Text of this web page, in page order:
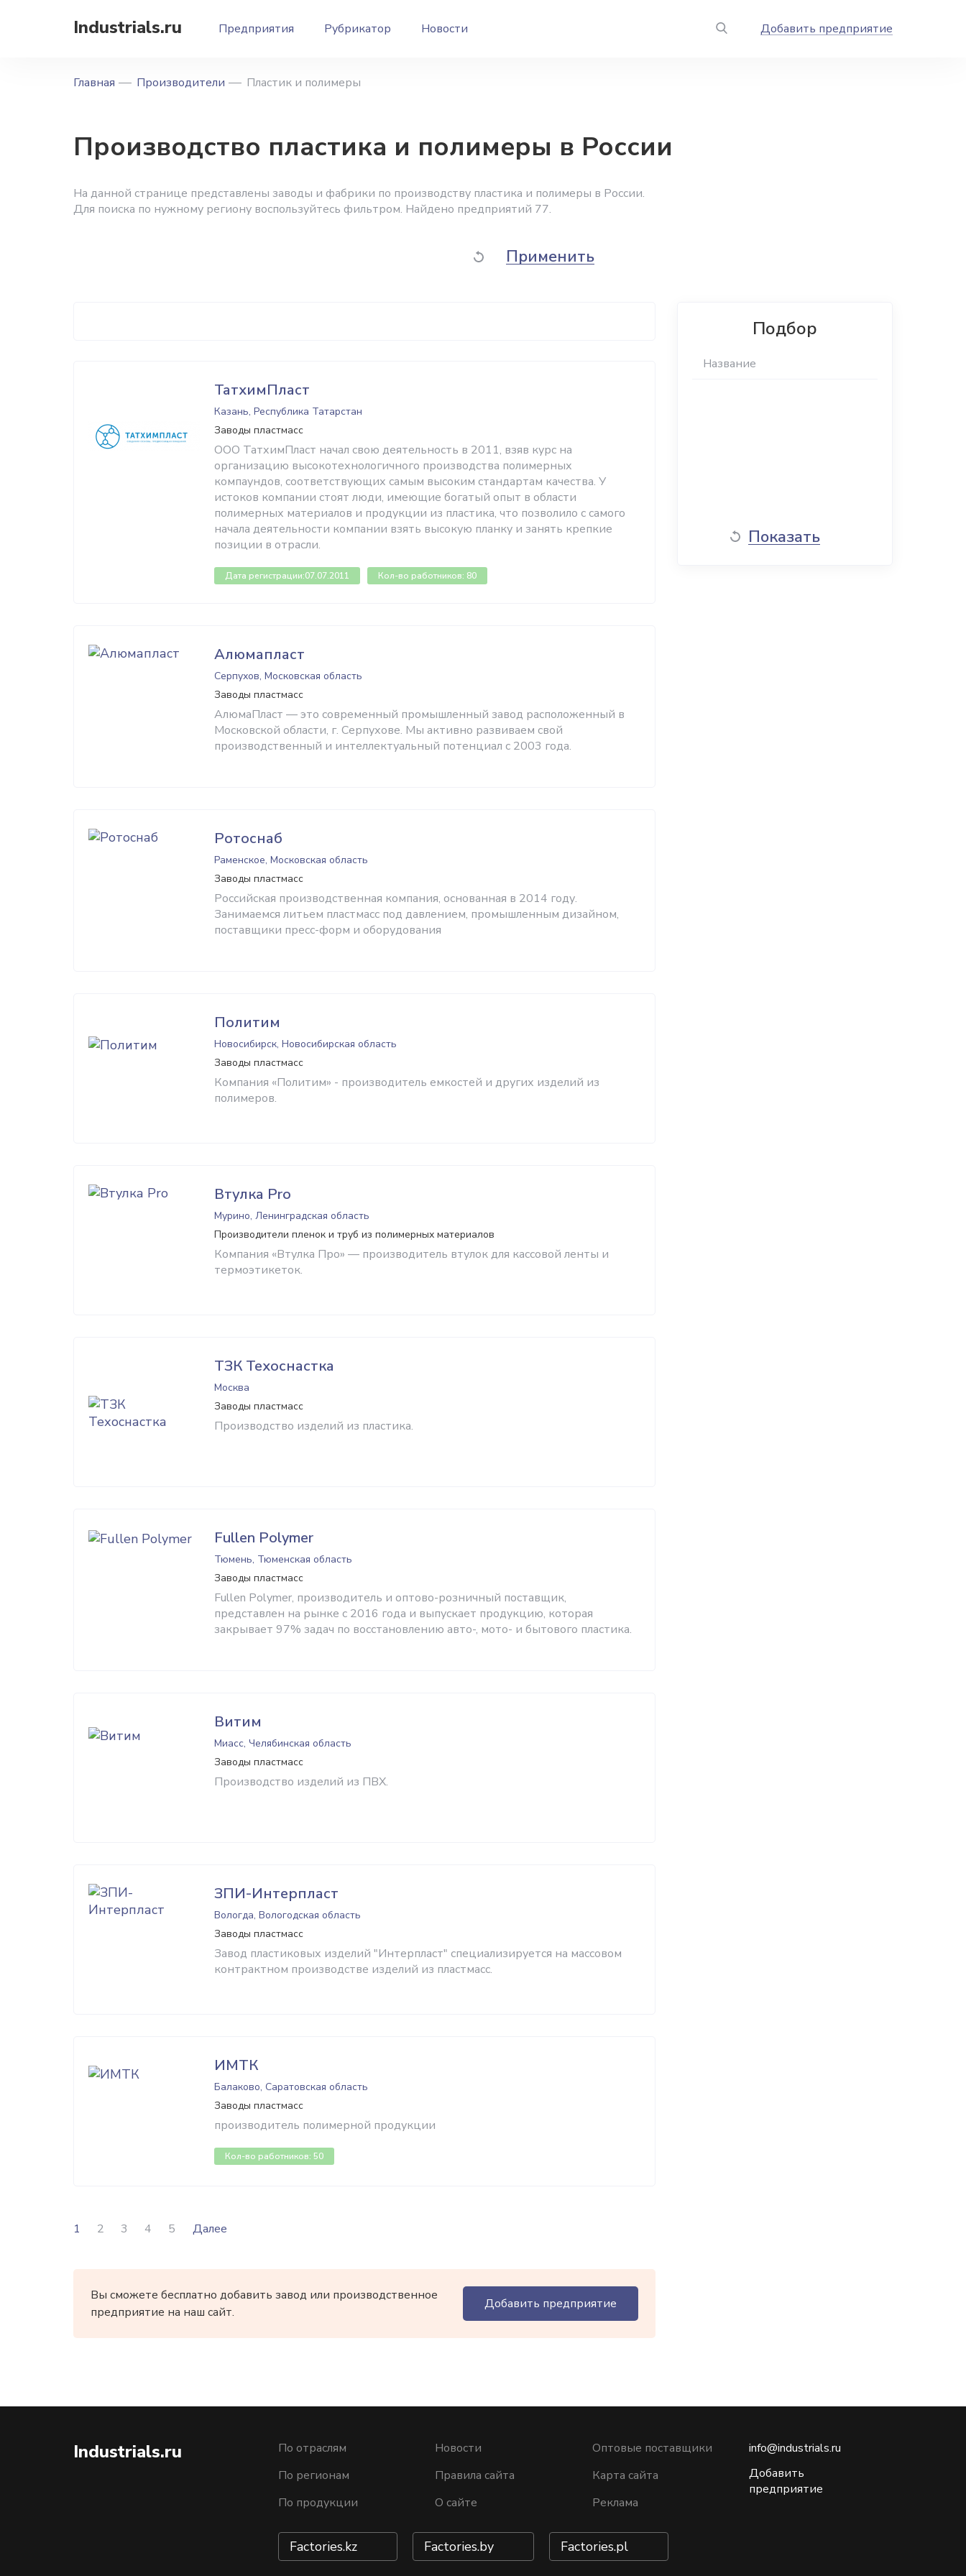
Industrials.ru Предприятия Рубрикатор Новости Добавить предприятие
Главная Производители Пластик и полимеры
Производство пластика и полимеры в России
На данной странице представлены заводы и фабрики по производству пластика и полимеры в России.
Для поиска по нужному региону воспользуйтесь фильтром. Найдено предприятий 77.
Применить
ТатхимПласт
Казань, Республика Татарстан
Заводы пластмасс
ООО ТатхимПласт начал свою деятельность в 2011, взяв курс на
организацию высокотехнологичного производства полимерных
компаундов, соответствующих самым высоким стандартам качества. У
истоков компании стоят люди, имеющие богатый опыт в области
полимерных материалов и продукции из пластика, что позволило с самого
начала деятельности компании взять высокую планку и занять крепкие
позиции в отрасли.
Дата регистрации:07.07.2011 Кол-во работников: 80
Алюмапласт
Серпухов, Московская область
Заводы пластмасс
АлюмаПласт — это современный промышленный завод расположенный в
Московской области, г. Серпухове. Мы активно развиваем свой
производственный и интеллектуальный потенциал с 2003 года.
Ротоснаб
Раменское, Московская область
Заводы пластмасс
Российская производственная компания, основанная в 2014 году.
Занимаемся литьем пластмасс под давлением, промышленным дизайном,
поставщики пресс-форм и оборудования
Политим
Новосибирск, Новосибирская область
Заводы пластмасс
Компания «Политим» - производитель емкостей и других изделий из
полимеров.
Втулка Pro
Мурино, Ленинградская область
Производители пленок и труб из полимерных материалов
Компания «Втулка Про» — производитель втулок для кассовой ленты и
термоэтикеток.
ТЗК Техоснастка
Москва
Заводы пластмасс
Производство изделий из пластика.
Fullen Polymer
Тюмень, Тюменская область
Заводы пластмасс
Fullen Polymer, производитель и оптово-розничный поставщик,
представлен на рынке с 2016 года и выпускает продукцию, которая
закрывает 97% задач по восстановлению авто-, мото- и бытового пластика.
Витим
Миасс, Челябинская область
Заводы пластмасс
Производство изделий из ПВХ.
ЗПИ-Интерпласт
Вологда, Вологодская область
Заводы пластмасс
Завод пластиковых изделий "Интерпласт" специализируется на массовом
контрактном производстве изделий из пластмасс.
ИМТК
Балаково, Саратовская область
Заводы пластмасс
производитель полимерной продукции
Кол-во работников: 50
1 2 3 4 5 Далее
Вы сможете бесплатно добавить завод или производственное
предприятие на наш сайт.
Добавить предприятие
Подбор
Показать
Industrials.ru
По отраслям
По регионам
По продукции
Новости
Правила сайта
О сайте
Оптовые поставщики
Карта сайта
Реклама
info@industrials.ru
Добавить
предприятие
Factories.kz Factories.by Factories.pl